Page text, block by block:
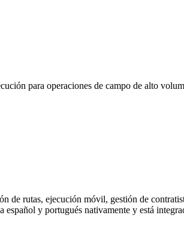
para operaciones de campo de alto
de rutas, ejecución móvil, gestión de
y portugués nativamente y está